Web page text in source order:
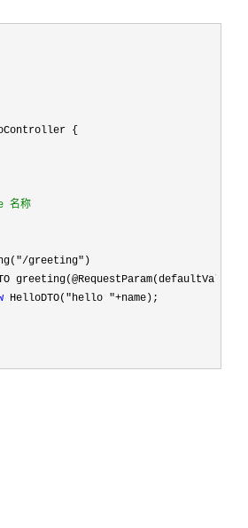
{
名称
"/greeting" )
HelloDTO("hello "+name);